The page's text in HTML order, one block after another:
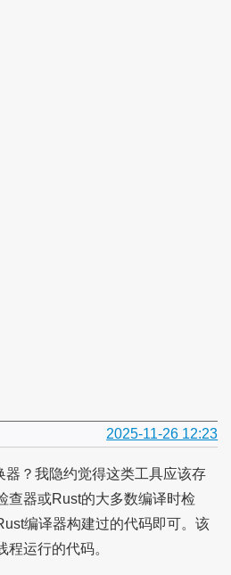
2025-11-26 12:23
器？我隐约觉得这类工具应该存
查器或Rust的大多数编译时检
编译器构建过的代码即可。该
程运行的代码。